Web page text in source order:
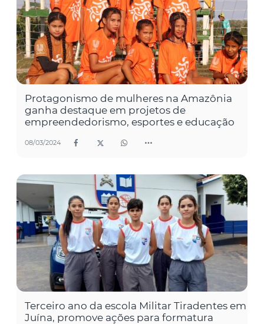
Protagonismo de mulheres na Amazônia
ganha destaque em projetos de
empreendedorismo, esportes e educação
08/03/2024
Terceiro ano da escola Militar Tiradentes em
Juína, promove ações para formatura